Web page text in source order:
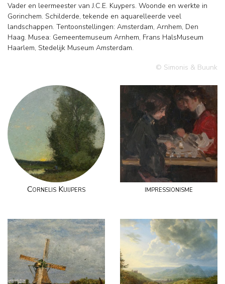
Vader en leermeester van J.C.E. Kuypers. Woonde en werkte in
Gorinchem. Schilderde, tekende en aquarelleerde veel
landschappen. Tentoonstellingen: Amsterdam, Arnhem, Den
Haag. Musea: Gemeentemuseum Arnhem, Frans HalsMuseum
Haarlem, Stedelijk Museum Amsterdam.
© Simonis & Buunk
Cornelis Kuijpers impressionisme